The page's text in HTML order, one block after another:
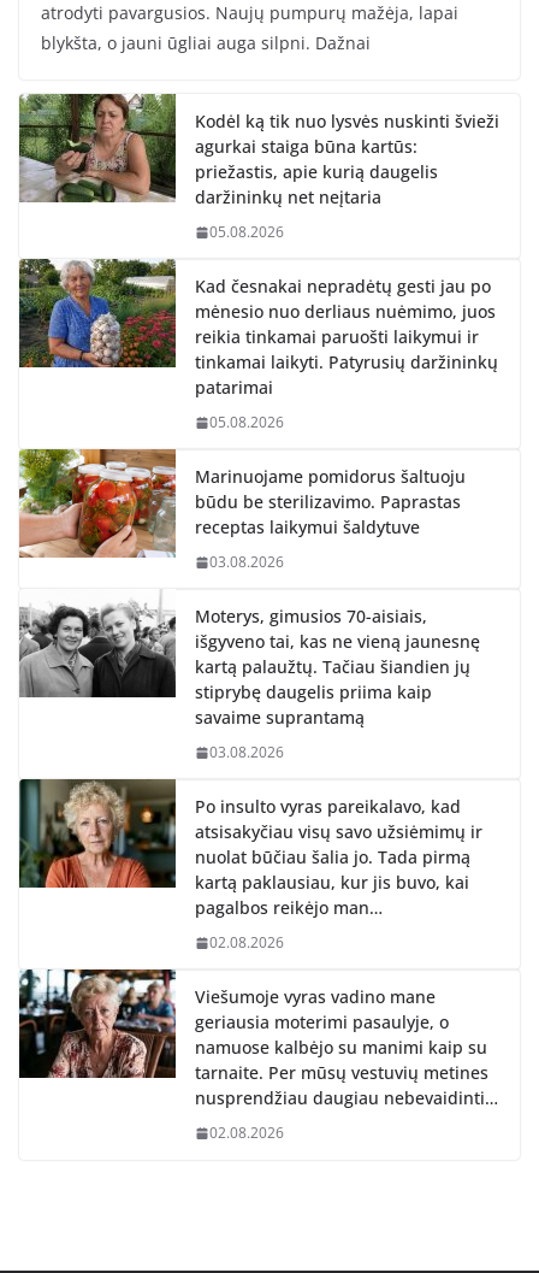
atrodyti pavargusios. Naujų pumpurų mažėja, lapai
blykšta, o jauni ūgliai auga silpni. Dažnai
Kodėl ką tik nuo lysvės nuskinti švieži
agurkai staiga būna kartūs:
priežastis, apie kurią daugelis
daržininkų net neįtaria
05.08.2026
Kad česnakai nepradėtų gesti jau po
mėnesio nuo derliaus nuėmimo, juos
reikia tinkamai paruošti laikymui ir
tinkamai laikyti. Patyrusių daržininkų
patarimai
05.08.2026
Marinuojame pomidorus šaltuoju
būdu be sterilizavimo. Paprastas
receptas laikymui šaldytuve
03.08.2026
Moterys, gimusios 70-aisiais,
išgyveno tai, kas ne vieną jaunesnę
kartą palaužtų. Tačiau šiandien jų
stiprybę daugelis priima kaip
savaime suprantamą
03.08.2026
Po insulto vyras pareikalavo, kad
atsisakyčiau visų savo užsiėmimų ir
nuolat būčiau šalia jo. Tada pirmą
kartą paklausiau, kur jis buvo, kai
pagalbos reikėjo man…
02.08.2026
Viešumoje vyras vadino mane
geriausia moterimi pasaulyje, o
namuose kalbėjo su manimi kaip su
tarnaite. Per mūsų vestuvių metines
nusprendžiau daugiau nebevaidinti…
02.08.2026